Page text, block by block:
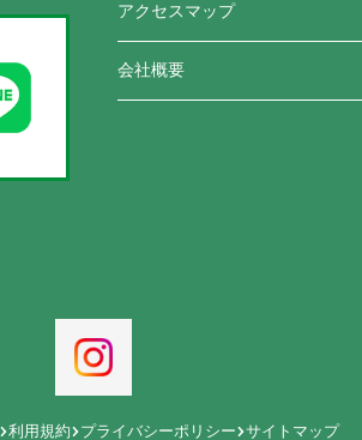
アクセスマップ
会社概要
利用規約 プライバシーポリシー サイトマップ